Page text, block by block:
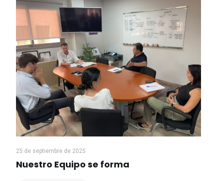
25 de septiembre de 2025
Nuestro Equipo se forma